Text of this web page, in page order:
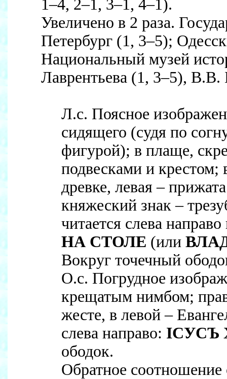
1–4, 2–1, 3–1, 4–1).
Увеличено в 2 раза.
Петербург (1, 3–5);
Национальный музей
Лаврентьева (1, 3–5), В.В.
Л.с. Поясное
сидящего (судя по
фигурой); в плаще,
подвесками и крестом;
древке, левая –
княжеский знак –
читается слева
НА СТОЛЕ (или
Вокруг точечный
О.с. Погрудное
крещатым нимбом;
жесте, в левой –
слева направо: IСУСЪ
ободок.
Обратное